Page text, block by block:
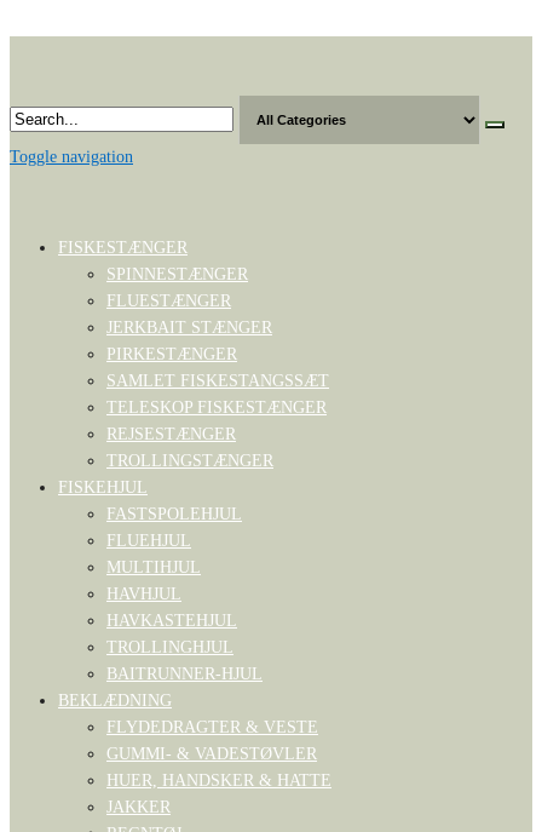
content
Toggle navigation
FISKESTÆNGER
SPINNESTÆNGER
FLUESTÆNGER
JERKBAIT STÆNGER
PIRKESTÆNGER
SAMLET FISKESTANGSSÆT
TELESKOP FISKESTÆNGER
REJSESTÆNGER
TROLLINGSTÆNGER
FISKEHJUL
FASTSPOLEHJUL
FLUEHJUL
MULTIHJUL
HAVHJUL
HAVKASTEHJUL
TROLLINGHJUL
BAITRUNNER-HJUL
BEKLÆDNING
FLYDEDRAGTER & VESTE
GUMMI- & VADESTØVLER
HUER, HANDSKER & HATTE
JAKKER